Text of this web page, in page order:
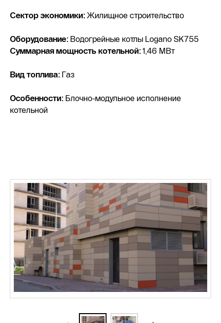
Сектор экономики: Жилищное строительство
Оборудование: Водогрейные котлы Logano SK755
Суммарная мощность котельной: 1,46 МВт
Вид топлива: Газ
Особенности: Блочно-модульное исполнение
котельной